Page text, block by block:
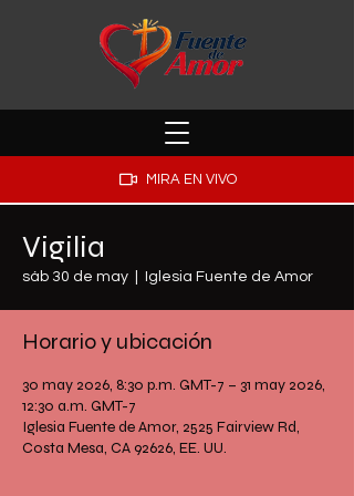
MIRA EN VIVO
Vigilia
sáb 30 de may Iglesia Fuente de Amor
Horario y ubicación
30 may 2026, 8:30 p.m. GMT-7 – 31 may 2026,
12:30 a.m. GMT-7
Iglesia Fuente de Amor, 2525 Fairview Rd,
Costa Mesa, CA 92626, EE. UU.